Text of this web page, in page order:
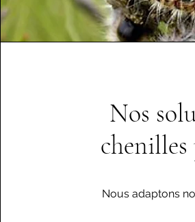
Nos
chenilles
Nous adaptons